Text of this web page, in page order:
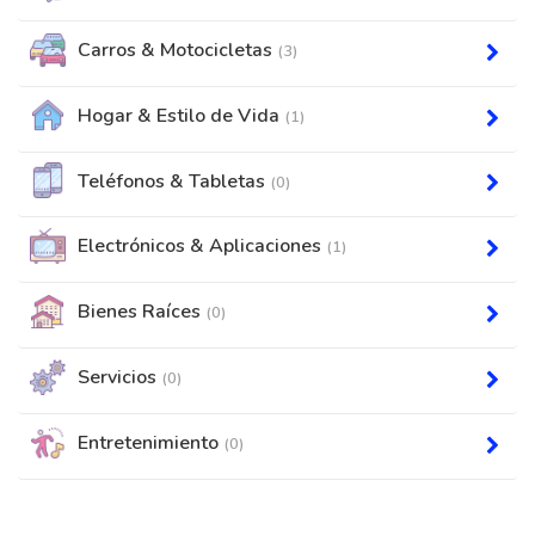
Carros & Motocicletas (3)
Hogar & Estilo de Vida (1)
Teléfonos & Tabletas (0)
Electrónicos & Aplicaciones (1)
Bienes Raíces (0)
Servicios (0)
Entretenimiento (0)